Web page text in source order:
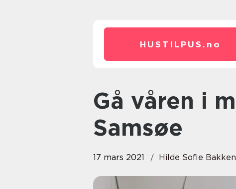
HUSTILPUS. no
Gå våren i møte med Samsøe
Samsøe
17 mars 2021 Hilde Sofie Bakken